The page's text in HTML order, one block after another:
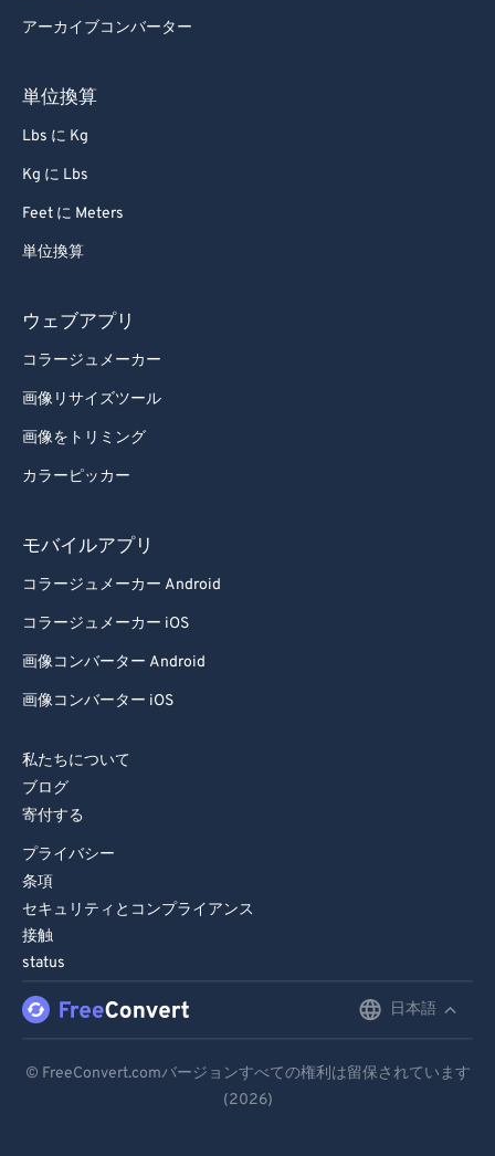
アーカイブコンバーター
単位換算
Lbs に Kg
Kg に Lbs
Feet に Meters
単位換算
ウェブアプリ
コラージュメーカー
画像リサイズツール
画像をトリミング
カラーピッカー
モバイルアプリ
コラージュメーカー Android
コラージュメーカー iOS
画像コンバーター Android
画像コンバーター iOS
私たちについて
ブログ
寄付する
プライバシー
条項
セキュリティとコンプライアンス
接触
status
日本語
Español
© FreeConvert.comバージョンすべての権利は留保されています
(2026)